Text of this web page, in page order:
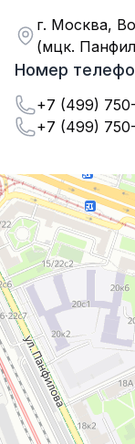
г. Москва,
(мцк.
Номер
+7 (499)
+7 (499)